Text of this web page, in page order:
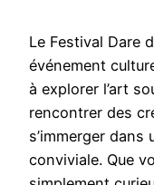
Le Festival Dare
événement
à explorer l’art
rencontrer des
s’immerger
conviviale. Que